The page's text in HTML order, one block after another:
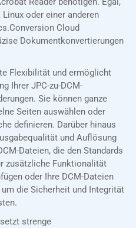
oder einer anderen
Cloud
Dokumentkonvertierungen
Flexibilität und ermöglicht
Ihrer JPC-zu-DCM-
Sie können ganze
Seiten auswählen oder
definieren. Darüber hinaus
und Auflösung
Dateien, die den Standards
zusätzliche Funktionalität
oder Ihre DCM-Dateien
die Sicherheit und Integrität
strenge